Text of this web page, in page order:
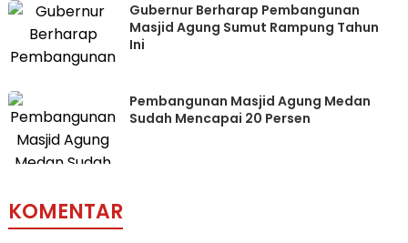
Gubernur Berharap Pembangunan
Masjid Agung Sumut Rampung Tahun
Ini
Pembangunan Masjid Agung Medan
Sudah Mencapai 20 Persen
KOMENTAR